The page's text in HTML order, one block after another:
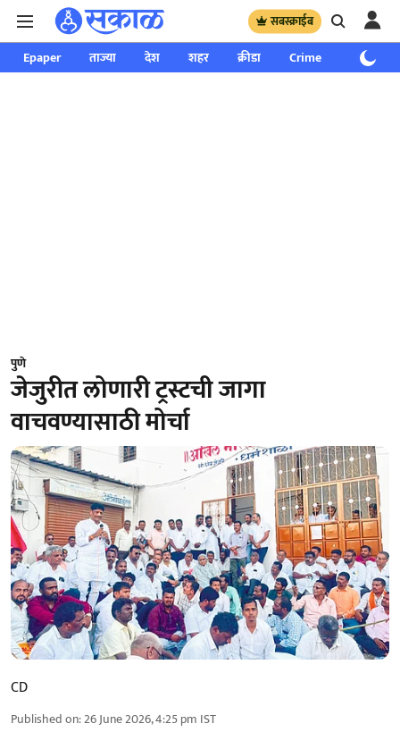
सबस्क्राईब
Epaper ताज्या देश शहर क्रीडा Crime साप्ताहिक
पुणे
जेजुरीत लोणारी ट्रस्टची जागा
वाचवण्यासाठी मोर्चा
CD
Published on:26 June 2026, 4:25 pm IST